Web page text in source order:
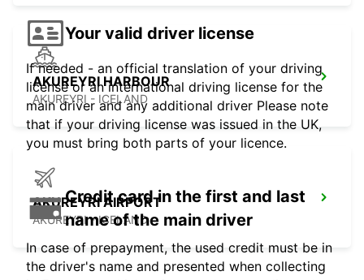
AKUREYRI HARBOUR
AKUREYRI - ICELAND
AKUREYRI AIRPORT
AKUREYRI - ICELAND
Your valid driver license
If needed - an official translation of your driving
license or an international driving license for the
main driver and any additional driver Please note
that if your driving license was issued in the UK,
you must bring both parts of your licence.
Credit card in the first and last
name of the main driver
In case of prepayment, the used credit must be in
the driver's name and presented when collecting